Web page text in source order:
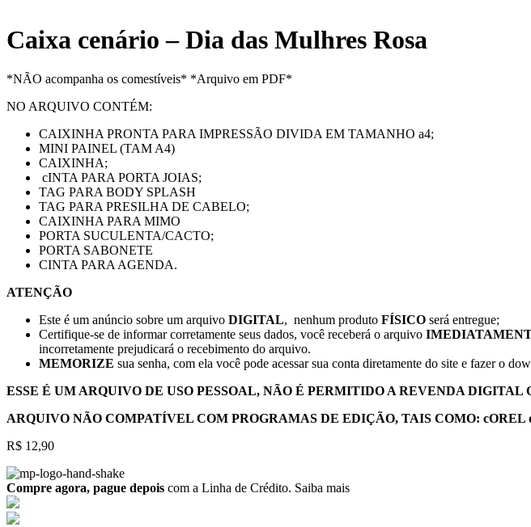
Caixa cenário – Dia das Mulhres Rosa
*NÃO acompanha os comestíveis* *Arquivo em PDF*
NO ARQUIVO CONTÉM:
CAIXINHA PRONTA PARA IMPRESSÃO DIVIDA EM TAMANHO a4;
MINI PAINEL (TAM A4)
CAIXINHA;
cINTA PARA PORTA JOIAS;
TAG PARA BODY SPLASH
TAG PARA PRESILHA DE CABELO;
CAIXINHA PARA MIMO
PORTA SUCULENTA/CACTO;
PORTA SABONETE
CINTA PARA AGENDA.
ATENÇÃO
Este é um anúncio sobre um arquivo DIGITAL, nenhum produto FÍSICO será entregue;
Certifique-se de informar corretamente seus dados, você receberá o arquivo
incorretamente prejudicará o recebimento do arquivo.
MEMORIZE sua senha, com ela você pode acessar sua conta diretamente do site e fazer o
ESSE É UM ARQUIVO DE USO PESSOAL, NÃO É PERMITIDO A REVENDA DIGITAL
ARQUIVO NÃO COMPATÍVEL COM PROGRAMAS DE EDIÇÃO, TAIS COMO:
R$ 12,90
Compre agora, pague depois com a Linha de Crédito. Saiba mais